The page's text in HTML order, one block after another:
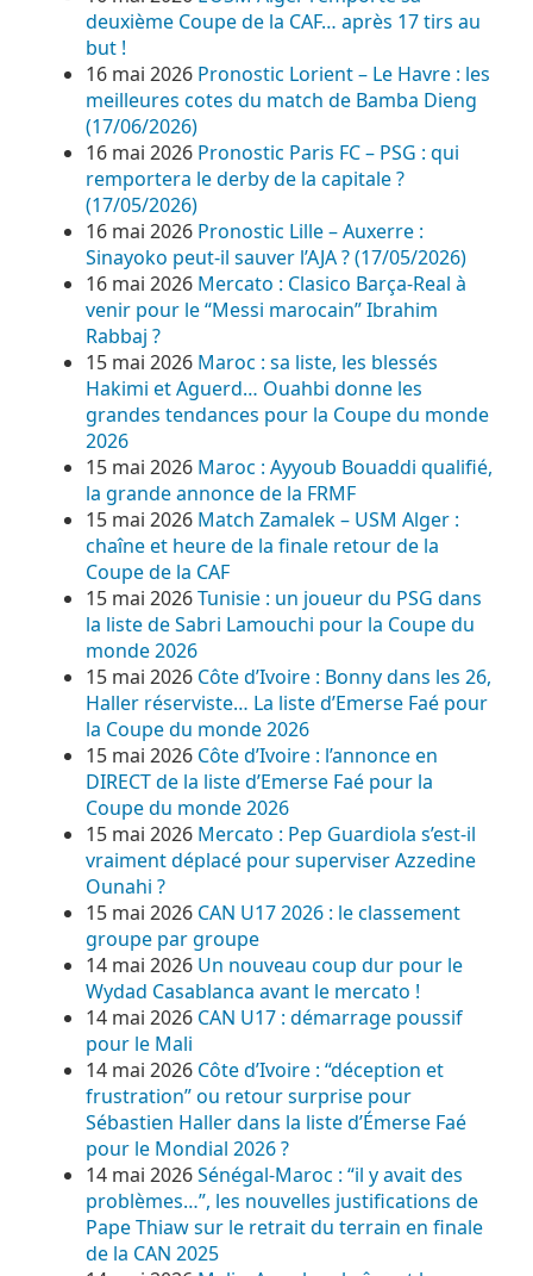
deuxième Coupe de la CAF… après 17 tirs au
but !
16 mai 2026 Pronostic Lorient – Le Havre : les
meilleures cotes du match de Bamba Dieng
(17/06/2026)
16 mai 2026 Pronostic Paris FC – PSG : qui
remportera le derby de la capitale ?
(17/05/2026)
16 mai 2026 Pronostic Lille – Auxerre :
Sinayoko peut-il sauver l’AJA ? (17/05/2026)
16 mai 2026 Mercato : Clasico Barça-Real à
venir pour le “Messi marocain” Ibrahim
Rabbaj ?
15 mai 2026 Maroc : sa liste, les blessés
Hakimi et Aguerd… Ouahbi donne les
grandes tendances pour la Coupe du monde
2026
15 mai 2026 Maroc : Ayyoub Bouaddi qualifié,
la grande annonce de la FRMF
15 mai 2026 Match Zamalek – USM Alger :
chaîne et heure de la finale retour de la
Coupe de la CAF
15 mai 2026Tunisie : un joueur du PSG dans
la liste de Sabri Lamouchi pour la Coupe du
monde 2026
15 mai 2026 Côte d’Ivoire : Bonny dans les 26,
Haller réserviste… La liste d’Emerse Faé pour
la Coupe du monde 2026
15 mai 2026 Côte d’Ivoire : l’annonce en
DIRECT de la liste d’Emerse Faé pour la
Coupe du monde 2026
15 mai 2026 Mercato : Pep Guardiola s’est-il
vraiment déplacé pour superviser Azzedine
Ounahi ?
15 mai 2026 CAN U17 2026 : le classement
groupe par groupe
14 mai 2026 Un nouveau coup dur pour le
Wydad Casablanca avant le mercato !
14 mai 2026 CAN U17 : démarrage poussif
pour le Mali
14 mai 2026 Côte d’Ivoire : “déception et
frustration” ou retour surprise pour
Sébastien Haller dans la liste d’Émerse Faé
pour le Mondial 2026 ?
14 mai 2026Sénégal-Maroc : “il y avait des
problèmes…”, les nouvelles justifications de
Pape Thiaw sur le retrait du terrain en finale
de la CAN 2025